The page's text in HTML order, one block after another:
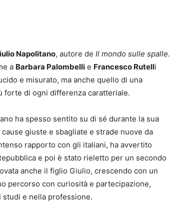
Napolitano, autore de Il mondo sulle spalle.
a Barbara Palombelli e Francesco Rutelli
e misurato, ma anche quello di una
forte di ogni differenza caratteriale.
ha spesso sentito su di sé durante la sua
giuste e sbagliate e strade nuove da
rapporto con gli italiani, ha avvertito
e poi è stato rieletto per un secondo
anche il figlio Giulio, crescendo con un
percorso con curiosità e partecipazione,
studi e nella professione.